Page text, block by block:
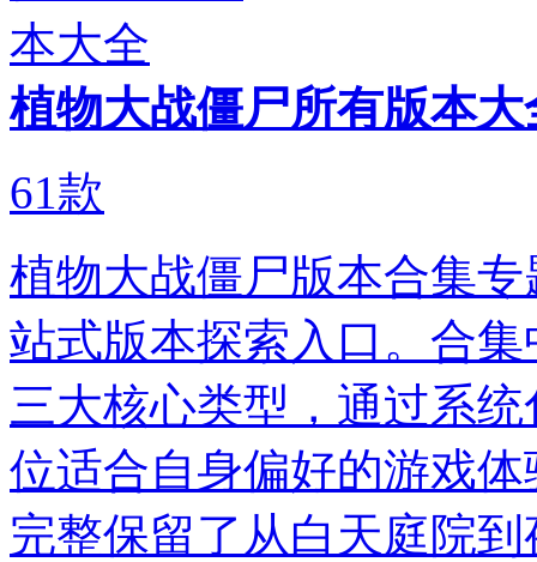
植物大战僵尸所有版本大
61款
植物大战僵尸版本合集
站式版本探索入口。合
三大核心类型，通过系
位适合自身偏好的游戏
完整保留了从白天庭院